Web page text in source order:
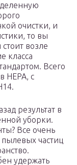
очистки, и
то вы
возле
класса
Всего
HEPA, с
результат в
уборки.
Все очень
частиц
удержать